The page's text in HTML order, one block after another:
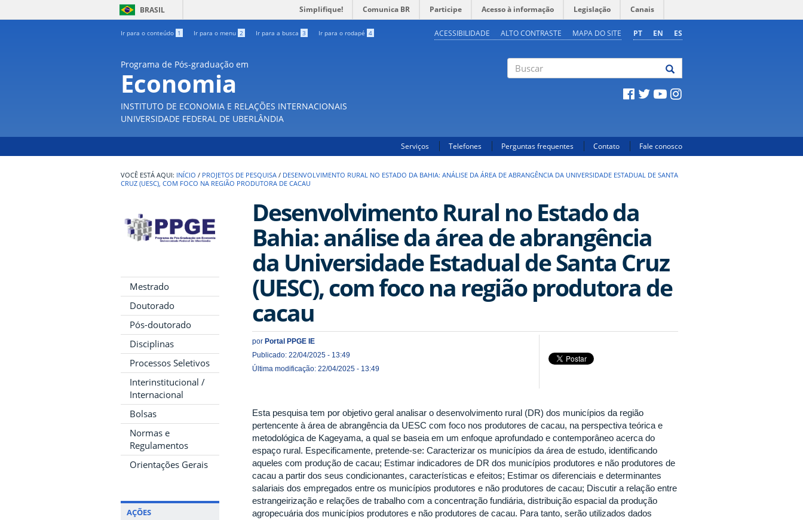
BRASIL Simplifique! Comunica BR Participe Acesso à informação Legislação Canais
Ir para o conteúdo 1 Ir para o menu 2 Ir para a busca 3 Ir para o rodapé 4 PT EN ES
ACESSIBILIDADE ALTO CONTRASTE MAPA DO SITE
Programa de Pós-graduação em
Economia
INSTITUTO DE ECONOMIA E RELAÇÕES INTERNACIONAIS
UNIVERSIDADE FEDERAL DE UBERLÂNDIA
Serviços Telefones Perguntas frequentes Contato Fale conosco
INÍCIO / PROJETOS DE PESQUISA / DESENVOLVIMENTO RURAL NO ESTADO DA BAHIA: ANÁLISE DA ÁREA DE ABRANGÊNCIA DA UNIVERSIDADE ESTADUAL DE SANTA
CRUZ (UESC), COM FOCO NA REGIÃO PRODUTORA DE CACAU
Mestrado
Doutorado
Pós-doutorado
Disciplinas
Processos Seletivos
Interinstitucional /
Internacional
Bolsas
Normas e
Regulamentos
Orientações Gerais
AÇÕES
Desenvolvimento Rural no Estado da
Bahia: análise da área de abrangência
da Universidade Estadual de Santa Cruz
(UESC), com foco na região produtora de
cacau
por Portal PPGE IE
Publicado: 22/04/2025 - 13:49
Última modificação: 22/04/2025 - 13:49
Esta pesquisa tem por objetivo geral analisar o desenvolvimento rural (DR) dos municípios da região
pertencente à área de abrangência da UESC com foco nos produtores de cacau, na perspectiva teórica e
metodológica de Kageyama, a qual se baseia em um enfoque aprofundado e contemporâneo acerca do
espaço rural. Especificamente, pretende-se: Caracterizar os municípios da área de estudo, identificando
aqueles com produção de cacau; Estimar indicadores de DR dos municípios produtores e não produtores de
cacau a partir dos seus condicionantes, características e efeitos; Estimar os diferenciais e determinantes
salariais dos empregados entre os municípios produtores e não produtores de cacau; Discutir a relação entre
estrangeirização e relações de trabalho com a concentração fundiária, distribuição espacial da produção
agropecuária dos municípios produtores e não produtores de cacau. Para tanto, serão utilizados dados